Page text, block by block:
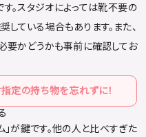
。スタジオによっては靴不要の
ている場合もあります。また、
要かどうかも事前に確認してお
定の持ち物を忘れずに！
」が鍵です。他の人と比べすぎた